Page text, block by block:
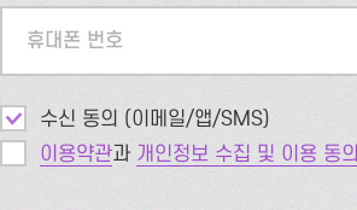
휴대폰 번호
수신 동의 (이메일/앱/SMS)
이용약관과 개인정보 수집 및 이용 동의